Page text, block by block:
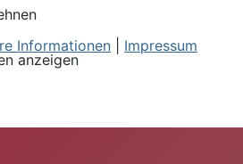
anzeigen
Informationen
Impressum